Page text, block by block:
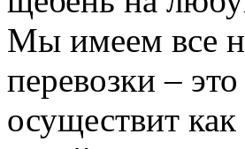
Мы имеем все
перевозки –
осуществит